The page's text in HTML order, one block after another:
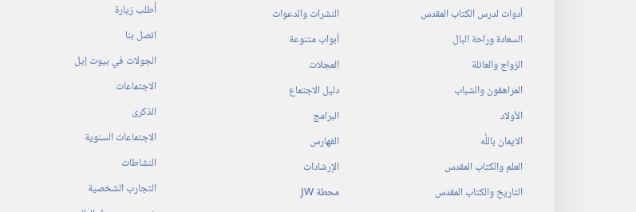
أدوات لدرس الكتاب المقدس
السعادة وراحة البال
الزواج والعائلة
المراهقون والشباب
الأولاد
الايمان باللّٰه
العلم والكتاب المقدس
التاريخ والكتاب المقدس
النشرات والدعوات
أبواب متنوعة
المجلات
دليل الاجتماع
البرامج
الفهارس
الإرشادات
محطة‏ ‏JW
أُطلب زيارة
اتصل بنا
الجولات في بيوت إيل
الاجتماعات
الذكرى
الاجتماعات السنوية
النشاطات
التجارب الشخصية